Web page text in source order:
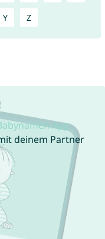
Y Z
App
deinem Partner